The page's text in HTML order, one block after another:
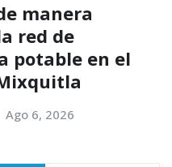
manera
red de
potable en el
Ago 6, 2026